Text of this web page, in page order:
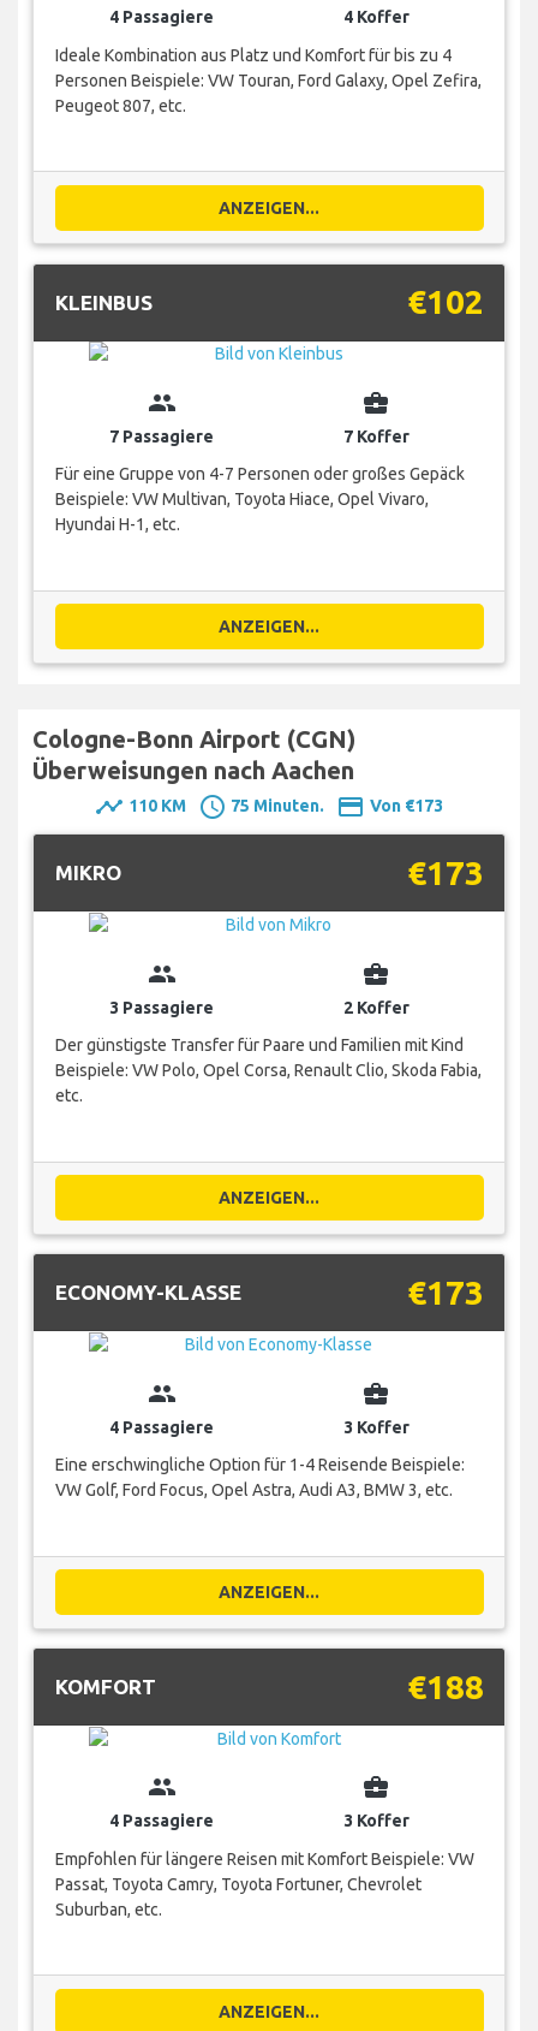
4 Passagiere
4 Koffer
Ideale Kombination aus Platz und Komfort für bis zu 4
Personen Beispiele: VW Touran, Ford Galaxy, Opel Zefira,
Peugeot 807, etc.
ANZEIGEN...
KLEINBUS €102
group
7 Passagiere
business_center
7 Koffer
Für eine Gruppe von 4-7 Personen oder großes Gepäck
Beispiele: VW Multivan, Toyota Hiace, Opel Vivaro,
Hyundai H-1, etc.
ANZEIGEN...
Cologne-Bonn Airport (CGN)
Überweisungen nach Aachen
timeline 110 KM schedule 75 Minuten. payment Von €173
MIKRO €173
group
3 Passagiere
business_center
2 Koffer
Der günstigste Transfer für Paare und Familien mit Kind
Beispiele: VW Polo, Opel Corsa, Renault Clio, Skoda Fabia,
etc.
ANZEIGEN...
ECONOMY-KLASSE €173
group
4 Passagiere
business_center
3 Koffer
Eine erschwingliche Option für 1-4 Reisende Beispiele:
VW Golf, Ford Focus, Opel Astra, Audi A3, BMW 3, etc.
ANZEIGEN...
KOMFORT €188
group
4 Passagiere
business_center
3 Koffer
Empfohlen für längere Reisen mit Komfort Beispiele: VW
Passat, Toyota Camry, Toyota Fortuner, Chevrolet
Suburban, etc.
ANZEIGEN...